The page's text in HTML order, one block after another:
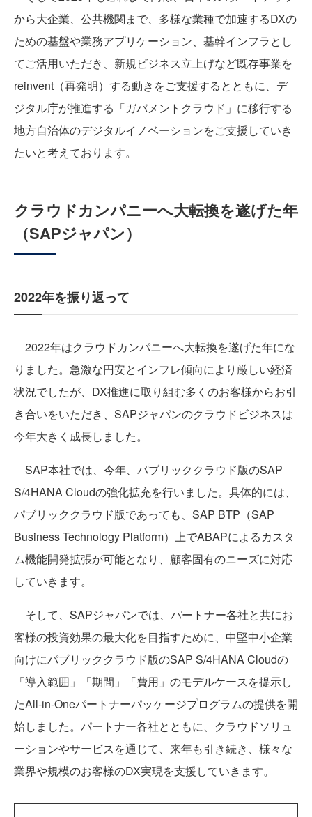
から大企業、公共機関まで、多様な業種で加速するDXの
ための基盤や業務アプリケーション、基幹インフラとし
てご活用いただき、新規ビジネス立上げなど既存事業を
reinvent（再発明）する動きをご支援するとともに、デ
ジタル庁が推進する「ガバメントクラウド」に移行する
地方自治体のデジタルイノベーションをご支援していき
たいと考えております。
クラウドカンパニーへ大転換を遂げた年
（SAPジャパン）
2022年を振り返って
2022年はクラウドカンパニーへ大転換を遂げた年にな
りました。急激な円安とインフレ傾向により厳しい経済
状況でしたが、DX推進に取り組む多くのお客様からお引
き合いをいただき、SAPジャパンのクラウドビジネスは
今年大きく成長しました。
SAP本社では、今年、パブリッククラウド版のSAP
S/4HANA Cloudの強化拡充を行いました。具体的には、
パブリッククラウド版であっても、SAP BTP（SAP
Business Technology Platform）上でABAPによるカスタ
ム機能開発拡張が可能となり、顧客固有のニーズに対応
していきます。
そして、SAPジャパンでは、パートナー各社と共にお
客様の投資効果の最大化を目指すために、中堅中小企業
向けにパブリッククラウド版のSAP S/4HANA Cloudの
「導入範囲」「期間」「費用」のモデルケースを提示し
たAll-in-Oneパートナーパッケージプログラムの提供を開
始しました。パートナー各社とともに、クラウドソリュ
ーションやサービスを通じて、来年も引き続き、様々な
業界や規模のお客様のDX実現を支援していきます。